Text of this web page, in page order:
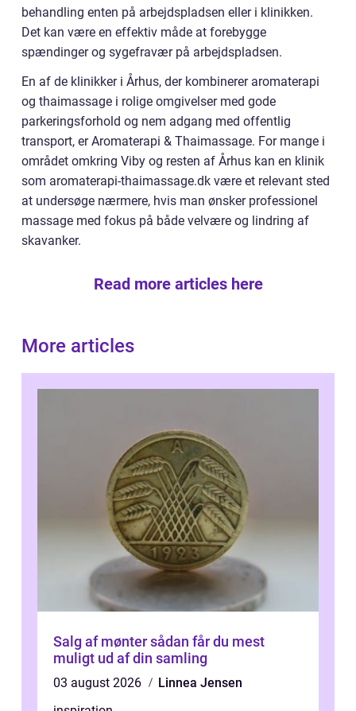
behandling enten på arbejdspladsen eller i klinikken.
Det kan være en effektiv måde at forebygge
spændinger og sygefravær på arbejdspladsen.
En af de klinikker i Århus, der kombinerer aromaterapi
og thaimassage i rolige omgivelser med gode
parkeringsforhold og nem adgang med offentlig
transport, er Aromaterapi & Thaimassage. For mange i
området omkring Viby og resten af Århus kan en klinik
som aromaterapi-thaimassage.dk være et relevant sted
at undersøge nærmere, hvis man ønsker professionel
massage med fokus på både velvære og lindring af
skavanker.
Read more articles here
More articles
Salg af mønter sådan får du mest
muligt ud af din samling
03 august 2026
Linnea Jensen